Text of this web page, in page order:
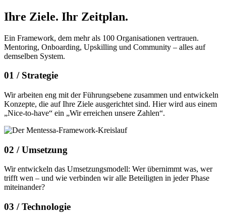
Ihre Ziele. Ihr Zeitplan.
Ein Framework, dem mehr als 100 Organisationen vertrauen.
Mentoring, Onboarding, Upskilling und Community – alles auf
demselben System.
01 /Strategie
Wir arbeiten eng mit der Führungsebene zusammen und entwickeln
Konzepte, die auf Ihre Ziele ausgerichtet sind. Hier wird aus einem
„Nice-to-have“ ein „Wir erreichen unsere Zahlen“.
02 /Umsetzung
Wir entwickeln das Umsetzungsmodell: Wer übernimmt was, wer
trifft wen – und wie verbinden wir alle Beteiligten in jeder Phase
miteinander?
03 /Technologie